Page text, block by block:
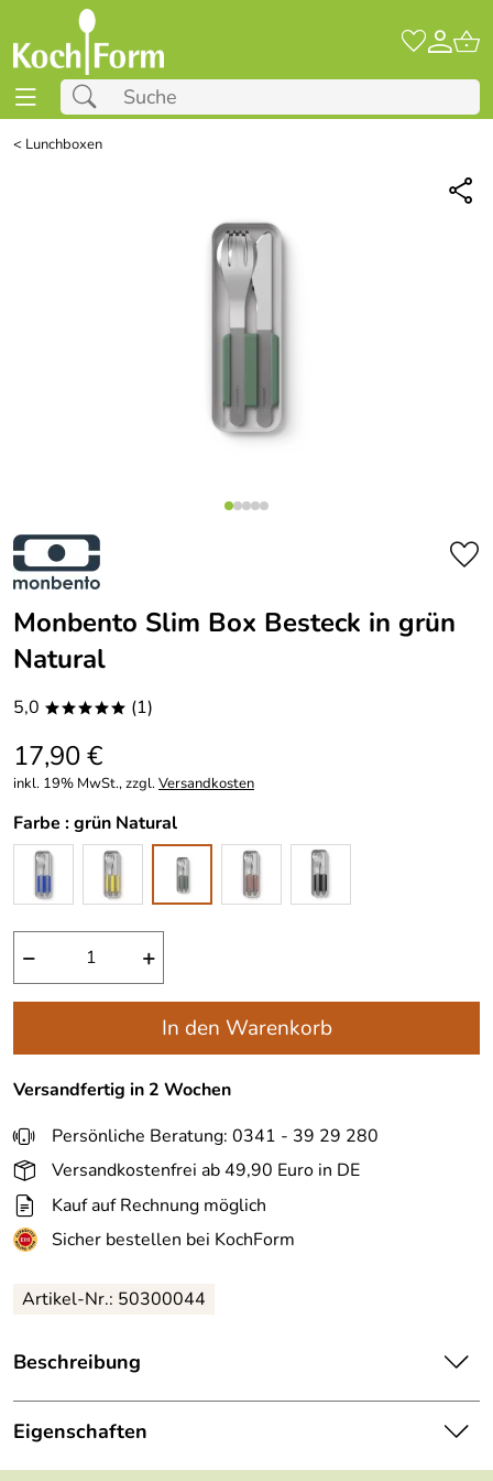
< Lunchboxen
Monbento Slim Box Besteck in grün
Natural
5,0 ***** (1)
17,90 €
inkl. 19% MwSt., zzgl.Versandkosten
Farbe :grün Natural
− +
In den Warenkorb
Versandfertig in 2 Wochen
Persönliche Beratung: 0341 - 39 29 280
Versandkostenfrei ab 49,90 Euro in DE
Kauf auf Rechnung möglich
Sicher bestellen bei KochForm
Artikel-Nr.: 50300044
Beschreibung
MonbentoSlim BoxBesteckin grün Natural. Das Besteck
aus Edelstahl mit PP-Halterung kann zwischen den Ober-
Eigenschaften